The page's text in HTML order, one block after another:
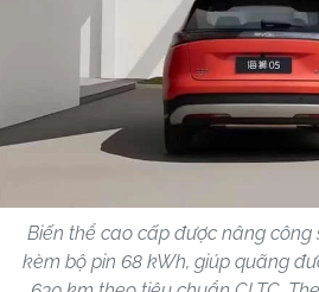
Biến thể cao cấp được nâng công
kèm bộ pin 68 kWh, giúp quãng